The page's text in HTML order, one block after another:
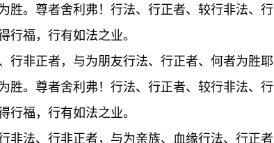
。尊者舍利弗！行法、行正者、较行非法、行
行福，行有如法之业。
行非正者，与为朋友行法、行正者、何者为胜耶
。尊者舍利弗！行法、行正者、较行非法、行
行福，行有如法之业。
非法、行非正者，与为亲族、血缘行法、行正者